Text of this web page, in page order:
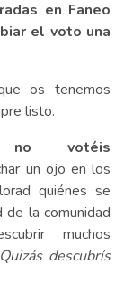
en Faneo
el voto una
os tenemos
listo.
no votéis
un ojo en los
quiénes se
la comunidad
muchos
descubrís